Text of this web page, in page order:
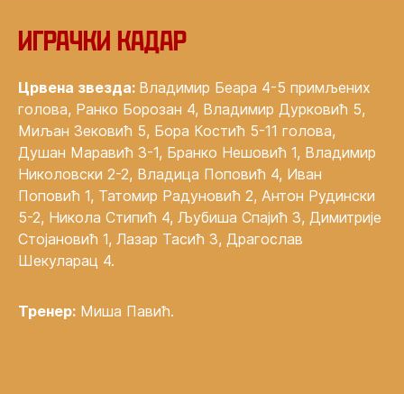
Играчки кадар
Црвена звезда: Владимир Беара 4-5 примљених
голова, Ранко Борозан 4, Владимир Дурковић 5,
Миљан Зековић 5, Бора Костић 5-11 голова,
Душан Маравић 3-1, Бранко Нешовић 1, Владимир
Николовски 2-2, Владица Поповић 4, Иван
Поповић 1, Татомир Радуновић 2, Антон Рудински
5-2, Никола Стипић 4, Љубиша Спајић 3, Димитрије
Стојановић 1, Лазар Тасић 3, Драгослав
Шекуларац 4.
Тренер: Миша Павић.